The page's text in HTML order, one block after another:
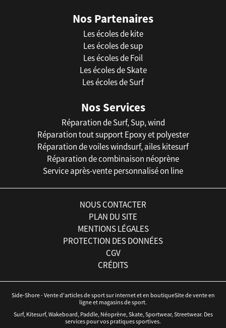
Nos Partenaires
Les écoles de kite
Les écoles de sup
Les écoles de Foil
Les écoles de Skate
Les écoles de Surf
Nos Services
Réparation de Surf, Sup, wind
Réparation tout support Epoxy et polyester
Réparation de voiles windsurf, ailes kitesurf
Réparation de combinaison néoprène
Service après-vente personnalisé on line
NOUS CONTACTER
PLAN DU SITE
MENTIONS LÉGALES
PROTECTION DES DONNÉES
CGV
CRÉDITS
Side-Shore - Vente d'articles de sport sur internet et en boutiqueSite de vente en
ligne et magasins de sport.
Surf, Kitesurf, Wakeboard, Paddle, Néoprène, Skate, Sportwear, Streetwear. Des
services pour vos pratiques sportives.